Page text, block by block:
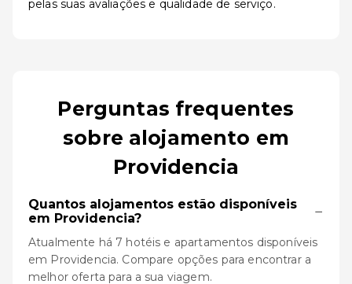
pelas suas avaliações e qualidade de serviço.
Perguntas frequentes
sobre alojamento em
Providencia
Quantos alojamentos estão disponíveis
em Providencia?
−
Atualmente há 7 hotéis e apartamentos disponíveis
em Providencia. Compare opções para encontrar a
melhor oferta para a sua viagem.